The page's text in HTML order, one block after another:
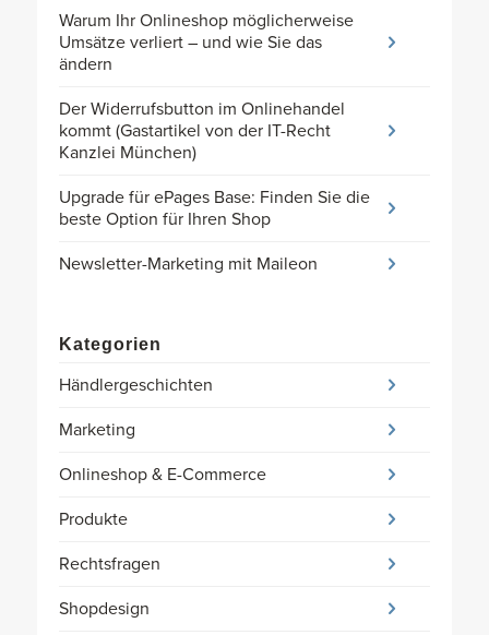
Warum Ihr Onlineshop möglicherweise
Umsätze verliert – und wie Sie das
ändern
Der Widerrufsbutton im Onlinehandel
kommt (Gastartikel von der IT-Recht
Kanzlei München)
Upgrade für ePages Base: Finden Sie die
beste Option für Ihren Shop
Newsletter-Marketing mit Maileon
Kategorien
Händlergeschichten
Marketing
Onlineshop & E-Commerce
Produkte
Rechtsfragen
Shopdesign